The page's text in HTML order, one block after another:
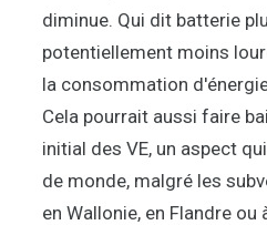
diminue. Qui dit batterie
potentiellement moins
la consommation
Cela pourrait aussi faire
initial des VE, un aspect
de monde, malgré les
en Wallonie, en Flandre ou